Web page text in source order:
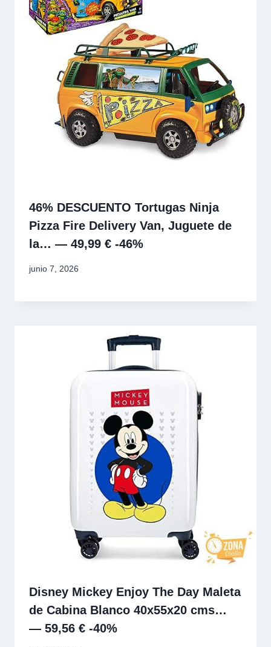
46% DESCUENTO Tortugas Ninja
Pizza Fire Delivery Van, Juguete de
la… — 49,99 € -46%
junio 7, 2026
Disney Mickey Enjoy The Day Maleta
de Cabina Blanco 40x55x20 cms…
— 59,56 € -40%